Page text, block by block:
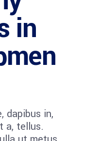
in
dapibus in,
a, tellus.